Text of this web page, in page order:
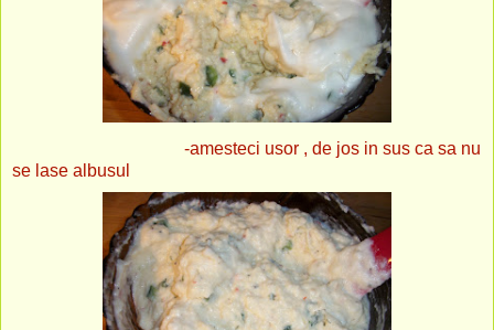
-amesteci usor , de jos in sus ca sa nu
se lase albusul